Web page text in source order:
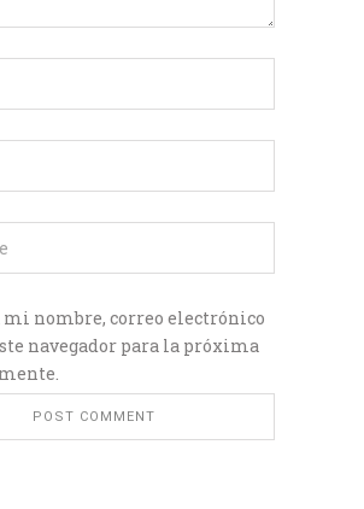
mi nombre, correo electrónico
navegador para la próxima